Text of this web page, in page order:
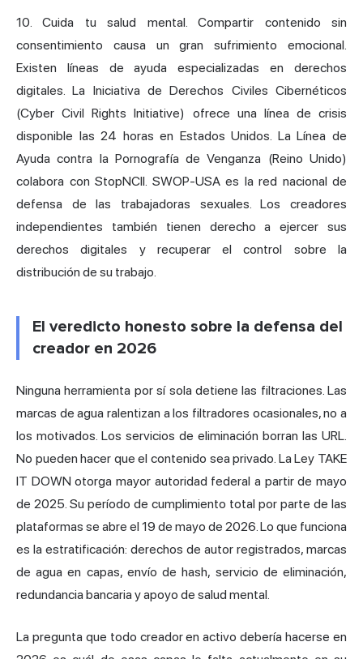
10. Cuida tu salud mental. Compartir contenido sin
consentimiento causa un gran sufrimiento emocional.
Existen líneas de ayuda especializadas en derechos
digitales. La Iniciativa de Derechos Civiles Cibernéticos
(Cyber Civil Rights Initiative) ofrece una línea de crisis
disponible las 24 horas en Estados Unidos. La Línea de
Ayuda contra la Pornografía de Venganza (Reino Unido)
colabora con StopNCII. SWOP-USA es la red nacional de
defensa de las trabajadoras sexuales. Los creadores
independientes también tienen derecho a ejercer sus
derechos digitales y recuperar el control sobre la
distribución de su trabajo.
El veredicto honesto sobre la defensa del
creador en 2026
Ninguna herramienta por sí sola detiene las filtraciones. Las
marcas de agua ralentizan a los filtradores ocasionales, no a
los motivados. Los servicios de eliminación borran las URL.
No pueden hacer que el contenido sea privado. La Ley TAKE
IT DOWN otorga mayor autoridad federal a partir de mayo
de 2025. Su período de cumplimiento total por parte de las
plataformas se abre el 19 de mayo de 2026. Lo que funciona
es la estratificación: derechos de autor registrados, marcas
de agua en capas, envío de hash, servicio de eliminación,
redundancia bancaria y apoyo de salud mental.
La pregunta que todo creador en activo debería hacerse en